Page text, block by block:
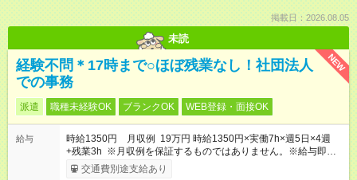
掲載日：2026.08.05
未読
NEW
経験不問＊17時まで○ほぼ残業なし！社団法人
での事務
派遣 職種未経験OK ブランクOK WEB登録・面接OK
給与
時給1350円 月収例 19万円 時給1350円×実働7h×週5日×4週
+残業3h ※月収例を保証するものではありません。※給与即受取
りサービス利用可（利用条件有）
交通費別途支給あり